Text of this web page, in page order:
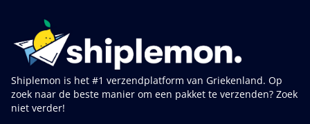
Shiplemon is het #1 verzendplatform van Griekenland. Op
zoek naar de beste manier om een pakket te verzenden? Zoek
niet verder!